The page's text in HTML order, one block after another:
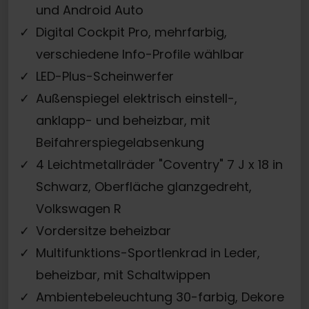
und Android Auto
Digital Cockpit Pro, mehrfarbig,
verschiedene Info-Profile wählbar
LED-Plus-Scheinwerfer
Außenspiegel elektrisch einstell-,
anklapp- und beheizbar, mit
Beifahrerspiegelabsenkung
4 Leichtmetallräder "Coventry" 7 J x 18 in
Schwarz, Oberfläche glanzgedreht,
Volkswagen R
Vordersitze beheizbar
Multifunktions-Sportlenkrad in Leder,
beheizbar, mit Schaltwippen
Ambientebeleuchtung 30-farbig, Dekore